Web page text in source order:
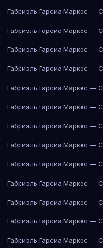
Габриэль Гарсиа Маркес —
Габриэль Гарсиа Маркес —
Габриэль Гарсиа Маркес —
Габриэль Гарсиа Маркес —
Габриэль Гарсиа Маркес —
Габриэль Гарсиа Маркес —
Габриэль Гарсиа Маркес —
Габриэль Гарсиа Маркес —
Габриэль Гарсиа Маркес —
Габриэль Гарсиа Маркес —
Габриэль Гарсиа Маркес —
Габриэль Гарсиа Маркес —
Габриэль Гарсиа Маркес —